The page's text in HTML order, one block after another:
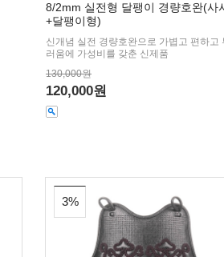
8/2mm 실전형 달팽이 경량호완(사
+달팽이형)
신개념 실전 경량호완으로 가볍고 편하고
러움에 가성비를 갖춘 신제품
130,000원
120,000원
3%